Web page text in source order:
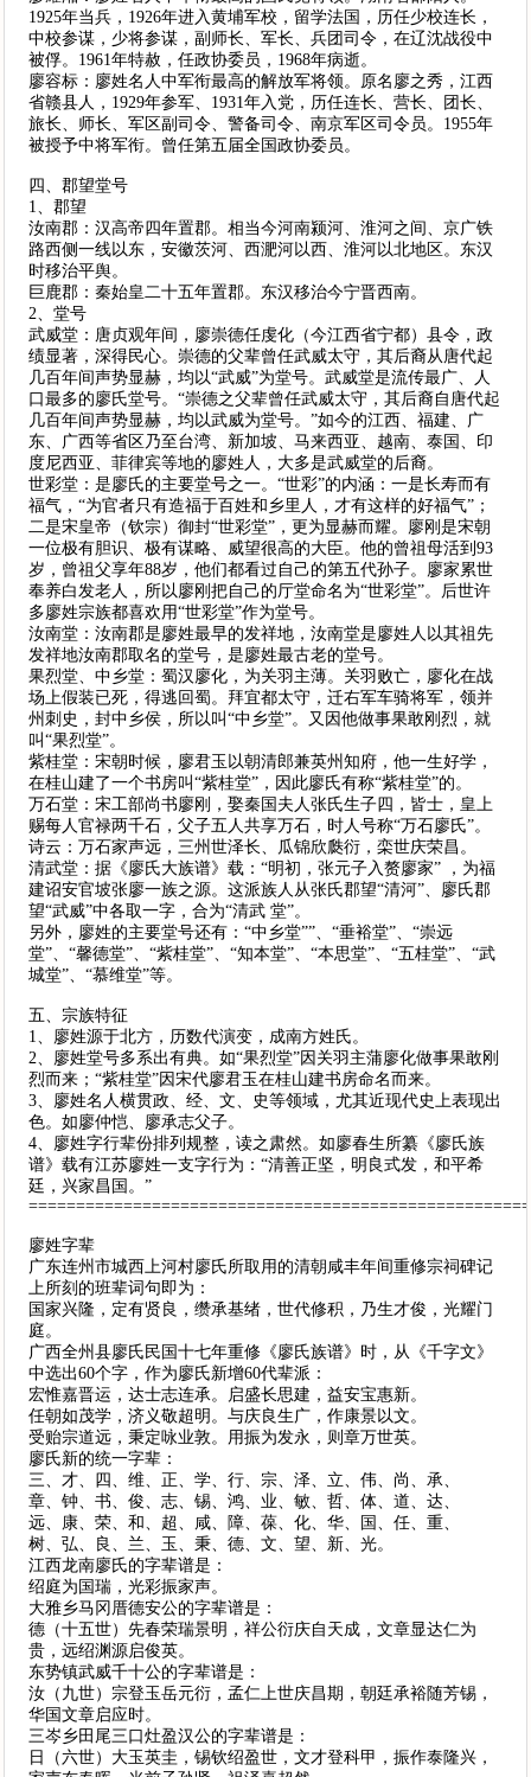
1925年当兵，1926年进入黄埔军校，留学法国，历任少校连长，
中校参谋，少将参谋，副师长、军长、兵团司令，在辽沈战役中
被俘。1961年特赦，任政协委员，1968年病逝。
廖容标：廖姓名人中军衔最高的解放军将领。原名廖之秀，江西
省赣县人，1929年参军、1931年入党，历任连长、营长、团长、
旅长、师长、军区副司令、警备司令、南京军区司令员。1955年
被授予中将军衔。曾任第五届全国政协委员。
四、郡望堂号
1、郡望
汝南郡：汉高帝四年置郡。相当今河南颍河、淮河之间、京广铁
路西侧一线以东，安徽茨河、西淝河以西、淮河以北地区。东汉
时移治平舆。
巨鹿郡：秦始皇二十五年置郡。东汉移治今宁晋西南。
2、堂号
武威堂：唐贞观年间，廖崇德任虔化（今江西省宁都）县令，政
绩显著，深得民心。崇德的父辈曾任武威太守，其后裔从唐代起
几百年间声势显赫，均以“武威”为堂号。武威堂是流传最广、人
口最多的廖氏堂号。“崇德之父辈曾任武威太守，其后裔自唐代起
几百年间声势显赫，均以武威为堂号。”如今的江西、福建、广
东、广西等省区乃至台湾、新加坡、马来西亚、越南、泰国、印
度尼西亚、菲律宾等地的廖姓人，大多是武威堂的后裔。
世彩堂：是廖氏的主要堂号之一。“世彩”的内涵：一是长寿而有
福气，“为官者只有造福于百姓和乡里人，才有这样的好福气”；
二是宋皇帝（钦宗）御封“世彩堂”，更为显赫而耀。廖刚是宋朝
一位极有胆识、极有谋略、威望很高的大臣。他的曾祖母活到93
岁，曾祖父享年88岁，他们都看过自己的第五代孙子。廖家累世
奉养白发老人，所以廖刚把自己的厅堂命名为“世彩堂”。后世许
多廖姓宗族都喜欢用“世彩堂”作为堂号。
汝南堂：汝南郡是廖姓最早的发祥地，汝南堂是廖姓人以其祖先
发祥地汝南郡取名的堂号，是廖姓最古老的堂号。
果烈堂、中乡堂：蜀汉廖化，为关羽主薄。关羽败亡，廖化在战
场上假装已死，得逃回蜀。拜宜都太守，迁右军车骑将军，领并
州刺史，封中乡侯，所以叫“中乡堂”。又因他做事果敢刚烈，就
叫“果烈堂”。
紫桂堂：宋朝时候，廖君玉以朝清郎兼英州知府，他一生好学，
在桂山建了一个书房叫“紫桂堂”，因此廖氏有称“紫桂堂”的。
万石堂：宋工部尚书廖刚，娶秦国夫人张氏生子四，皆士，皇上
赐每人官禄两千石，父子五人共享万石，时人号称“万石廖氏”。
诗云：万石家声远，三州世泽长、瓜锦欣瓞衍，栾世庆荣昌。
清武堂：据《廖氏大族谱》载：“明初，张元子入赘廖家” ，为福
建诏安官坡张廖一族之源。这派族人从张氏郡望“清河”、廖氏郡
望“武威”中各取一字，合为“清武 堂”。
另外，廖姓的主要堂号还有：“中乡堂””、“垂裕堂”、“崇远
堂”、“馨德堂”、“紫桂堂”、“知本堂”、“本思堂”、“五桂堂”、“武
城堂”、“慕维堂”等。
五、宗族特征
1、廖姓源于北方，历数代演变，成南方姓氏。
2、廖姓堂号多系出有典。如“果烈堂”因关羽主蒲廖化做事果敢刚
烈而来；“紫桂堂”因宋代廖君玉在桂山建书房命名而来。
3、廖姓名人横贯政、经、文、史等领域，尤其近现代史上表现出
色。如廖仲恺、廖承志父子。
4、廖姓字行辈份排列规整，读之肃然。如廖春生所纂《廖氏族
谱》载有江苏廖姓一支字行为：“清善正坚，明良式发，和平希
廷，兴家昌国。”
廖姓字辈
广东连州市城西上河村廖氏所取用的清朝咸丰年间重修宗祠碑记
上所刻的班辈词句即为：
国家兴隆，定有贤良，缵承基绪，世代修积，乃生才俊，光耀门
庭。
广西全州县廖氏民国十七年重修《廖氏族谱》时，从《千字文》
中选出60个字，作为廖氏新增60代辈派：
宏惟嘉晋运，达士志连承。启盛长思建，益安宝惠新。
任朝如茂学，济义敬超明。与庆良生广，作康景以文。
受贻宗道远，秉定咏业敦。用振为发永，则章万世英。
廖氏新的统一字辈：
三、才、四、维、正、学、行、宗、泽、立、伟、尚、承、
章、钟、书、俊、志、锡、鸿、业、敏、哲、体、道、达、
远、康、荣、和、超、咸、障、葆、化、华、国、任、重、
树、弘、良、兰、玉、秉、德、文、望、新、光。
江西龙南廖氏的字辈谱是：
绍庭为国瑞，光彩振家声。
大雅乡马冈厝德安公的字辈谱是：
德（十五世）先春荣瑞景明，祥公衍庆自天成，文章显达仁为
贵，远绍渊源启俊英。
东势镇武威千十公的字辈谱是：
汝（九世）宗登玉岳元衍，孟仁上世庆昌期，朝廷承裕随芳锡，
华国文章启应时。
三岑乡田尾三口灶盈汉公的字辈谱是：
日（六世）大玉英圭，锡钦绍盈世，文才登科甲，振作泰隆兴，